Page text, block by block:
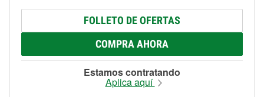
FOLLETO DE OFERTAS
COMPRA AHORA
Estamos contratando
Aplica aquí